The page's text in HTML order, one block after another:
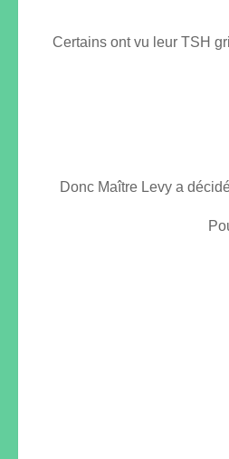
Certains ont vu leur TSH
Donc Maître Levy a